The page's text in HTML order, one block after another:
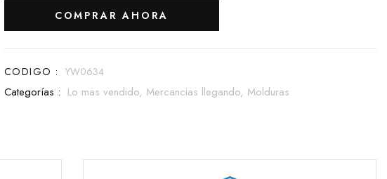
COMPRAR AHORA
CODIGO : YW0634
Categorías : Lo mas vendido, Mercancias llegando, Molduras